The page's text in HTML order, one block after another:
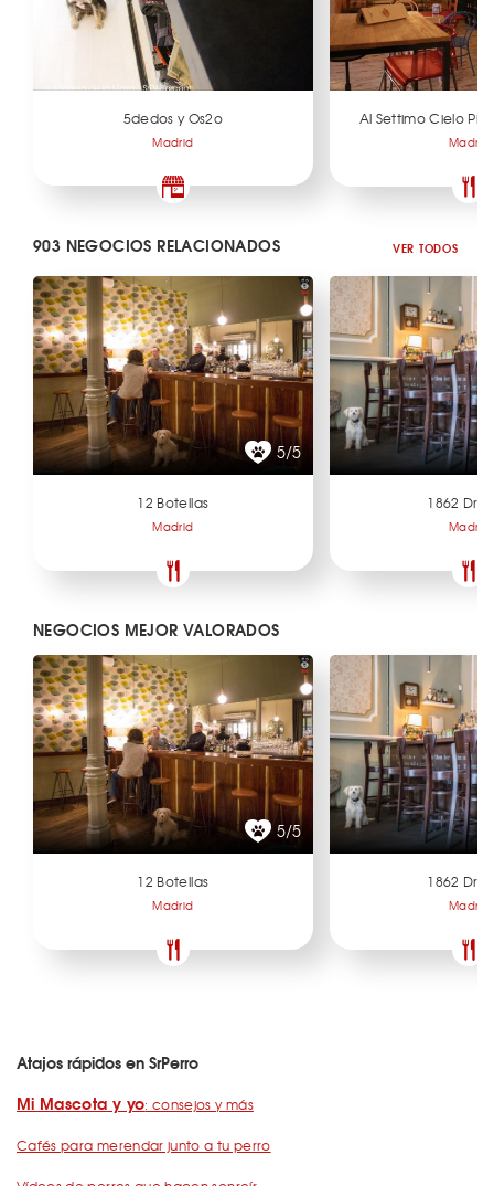
5dedos y Os2o
Madrid
Al Settimo Cielo
Madrid
903 NEGOCIOS RELACIONADOS VER TODOS
5/5
12 Botellas
Madrid
1862 Dry
Madrid
NEGOCIOS MEJOR VALORADOS
5/5
12 Botellas
Madrid
1862 Dry
Madrid
Atajos rápidos en SrPerro
Mi Mascota y yo: consejos y más
Cafés para merendar junto a tu perro